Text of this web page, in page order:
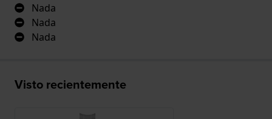
Nada
Nada
Nada
Visto recientemente